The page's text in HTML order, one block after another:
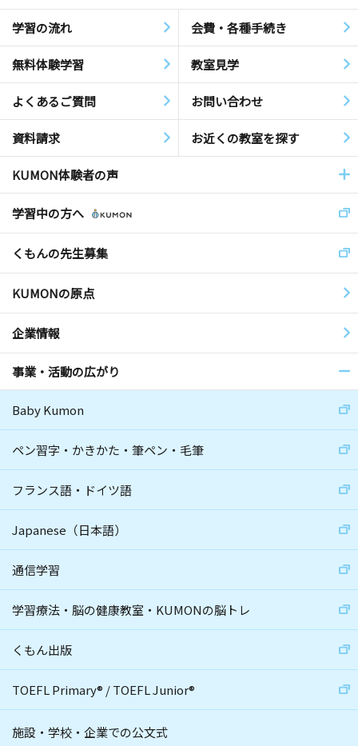
学習の流れ 会費・各種手続き
無料体験学習 教室見学
よくあるご質問 お問い合わせ
資料請求 お近くの教室を探す
KUMON体験者の声
学習中の方へ
くもんの先生募集
KUMONの原点
企業情報
事業・活動の広がり
Baby Kumon
ペン習字・かきかた・筆ペン・毛筆
フランス語・ドイツ語
Japanese（日本語）
通信学習
学習療法・脳の健康教室・KUMONの脳トレ
くもん出版
TOEFL Primary® /TOEFL Junior®
施設・学校・企業での公文式